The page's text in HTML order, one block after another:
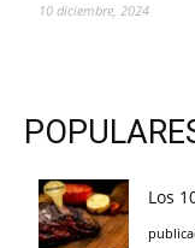
10 diciembre, 2024
Los